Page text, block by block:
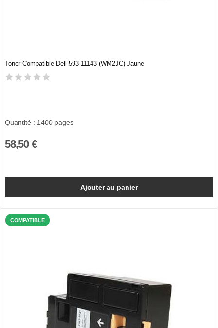
Toner Compatible Dell 593-11143 (WM2JC) Jaune
Quantité : 1400 pages
58,50 €
Ajouter au panier
COMPATIBLE